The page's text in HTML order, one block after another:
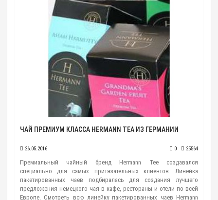
ЧАЙ ПРЕМИУМ КЛАССА HERMANN TEA ИЗ ГЕРМАНИИ
26.05.2016 0 25564
Премиальный чайный бренд Hermann Tee создавался
специально для самых притязательных клиентов. Линейка
пакетированных чаев подбиралась для создания лучшего
предложения немецкого чая в кафе, рестораны и отели по всей
Европе. Смотреть всю линейку пакетированных чаев Hermann